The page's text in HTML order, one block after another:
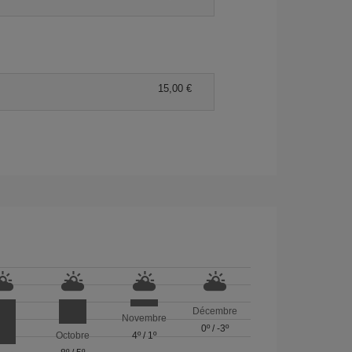
15,00 €
Octobre
Novembre
4º/ 1º
Décembre
0º /-3º